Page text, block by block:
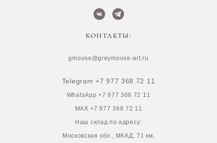
КОНТАКТЫ:
gmouse@greymouse-art.ru
Telegram +7 977 368 72 11
WhatsApp +7 977 368 72 11
MAX +7 977 368 72 11
Наш склад по адресу:
Московская обл., МКАД, 71 км,